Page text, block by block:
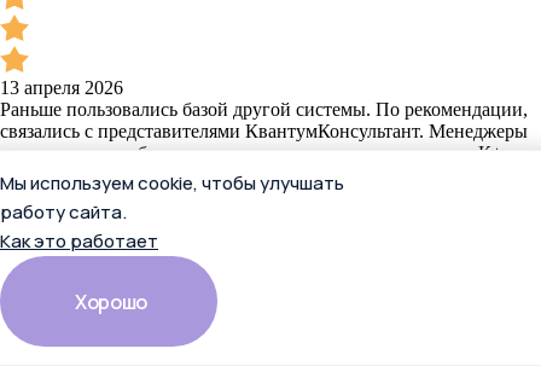
13 апреля 2026
Раньше пользовались базой другой системы. По рекомендации,
связались с представителями КвантумКонсультант. Менеджеры
предложили наиболее выгодные условия подключения к К+,
максимально выгодно подобранное решение по цене и
доступным ресурсам. У нас довольны все, и бухгалтерия и
юристы и кадровик! Любые вопросы - менеджеры
сопровождения не оставляют без внимания. Супер-сервис!
Спасибо!
Читать полностью
Отзыв в Яндекс.Картах
Мы используем cookie, чтобы улучшать
работу сайта.
Как это работает
Хорошо